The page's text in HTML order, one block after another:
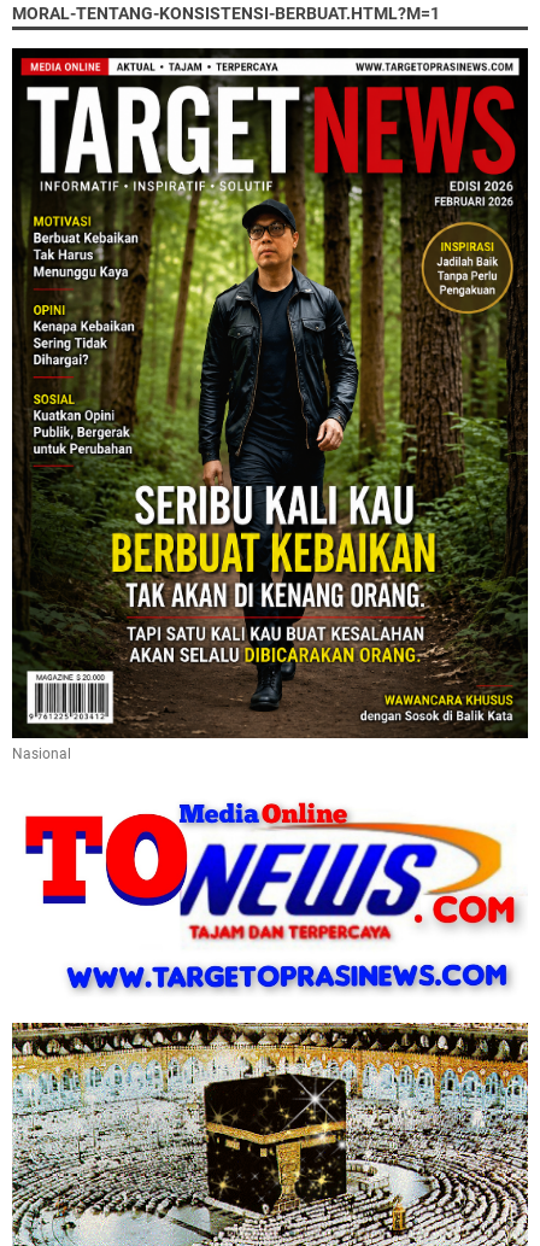
MORAL-TENTANG-KONSISTENSI-BERBUAT.HTML?M=1
Nasional